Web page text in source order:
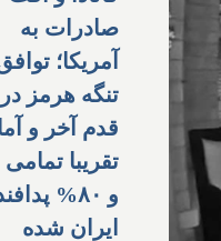
صادرات به
آمریکا؛
تنگه هرمز در
قدم آخر و
تقریبا
و ۸۰%
ایران شده